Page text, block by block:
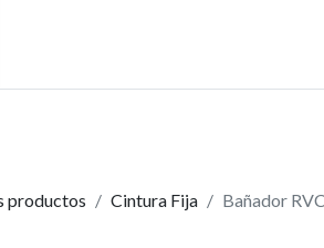
productos Cintura Fija Bañador